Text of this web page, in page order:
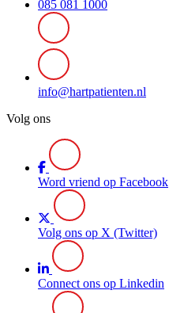
085 081 1000
info@hartpatienten.nl
Volg ons
Word vriend op Facebook
Volg ons op X (Twitter)
Connect ons op Linkedin